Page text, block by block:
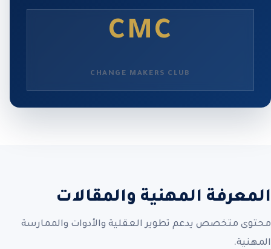
CMC
CHANGE MAKERS CLUB
المعرفة المهنية والمقالات
محتوى متخصص يدعم تطوير العقلية والأدوات والممارسة
المهنية.